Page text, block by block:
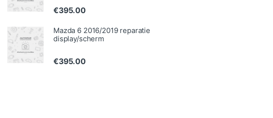
€395.00
Mazda 6 2016/2019 reparatie
display/scherm
€395.00